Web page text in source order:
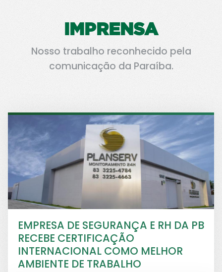
IMPRENSA
Nosso trabalho reconhecido pela
comunicação da Paraíba.
EMPRESA DE SEGURANÇA E RH DA PB
RECEBE CERTIFICAÇÃO
INTERNACIONAL COMO MELHOR
AMBIENTE DE TRABALHO